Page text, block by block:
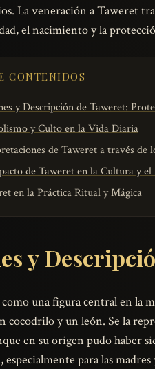
La veneración a Taweret
el nacimiento y la
CONTENIDOS
y Descripción de Taweret:
y Culto en la Vida Diaria
de Taweret a través de
de Taweret en la Cultura y
en la Práctica Ritual y Mágica
y
como una figura central en la
cocodrilo y un león. Se la
en su origen pudo haber
para las madres